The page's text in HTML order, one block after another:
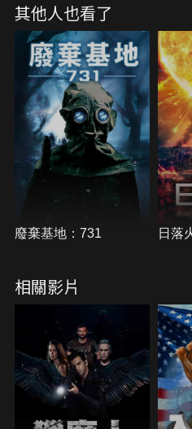
封閉了地獄之門，使得那些惡
些惡靈組成一支軍隊，一旦亡
即將陷入萬劫不復的地獄。
其他人也看了
廢棄基地：731 日落
相關影片